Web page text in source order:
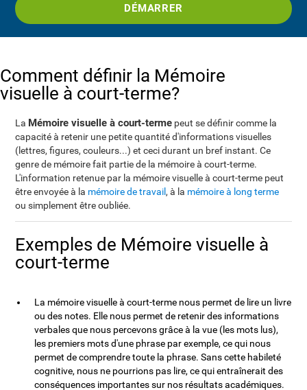
DÉMARRER
Comment définir la Mémoire
visuelle à court-terme?
La Mémoire visuelle à court-terme peut se définir comme la
capacité à retenir une petite quantité d'informations visuelles
(lettres, figures, couleurs...) et ceci durant un bref instant. Ce
genre de mémoire fait partie de la mémoire à court-terme.
L'information retenue par la mémoire visuelle à court-terme peut
être envoyée à la mémoire de travail , à la mémoire à long terme
ou simplement être oubliée.
Exemples de Mémoire visuelle à
court-terme
La mémoire visuelle à court-terme nous permet de lire un livre
ou des notes. Elle nous permet de retenir des informations
verbales que nous percevons grâce à la vue (les mots lus),
les premiers mots d'une phrase par exemple, ce qui nous
permet de comprendre toute la phrase. Sans cette habileté
cognitive, nous ne pourrions pas lire, ce qui entraînerait des
conséquences importantes sur nos résultats académiques.